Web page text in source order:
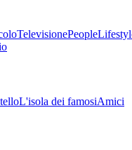
TelevisionePeople
L'isola dei famosiAmici